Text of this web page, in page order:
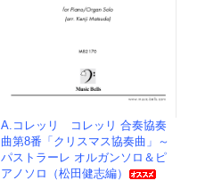
A.コレッリ コレッリ 合奏協奏
曲第8番「クリスマス協奏曲」～
パストラーレ オルガンソロ＆ピ
アノソロ（松田健志編）